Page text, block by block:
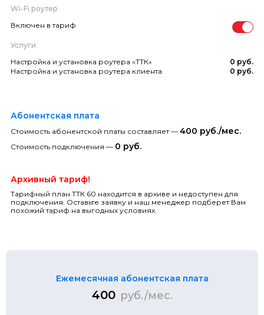
Wi-Fi роутер
Включен в тариф
Услуги
Настройка и установка роутера «ТТК»
0 руб.
Настройка и установка роутера клиента
0 руб.
Абонентская плата
Стоимость абонентской платы составляет — 400 руб./мес.
Стоимость подключения — 0 руб.
Архивный тариф!
Тарифный план ТТК 60 находится в архиве и недоступен для
подключения. Оставьте заявку и наш менеджер подберет Вам
похожий тариф на выгодных условиях.
Ежемесячная абонентская плата
400 руб./мес.